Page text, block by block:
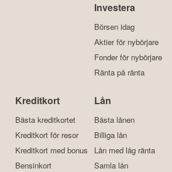
Investera
Börsen idag
Aktier för nybörjare
Fonder för nybörjare
Ränta på ränta
Kreditkort
Bästa kreditkortet
Kreditkort för resor
Kreditkort med bonus
Bensinkort
Lån
Bästa lånen
Billiga lån
Lån med låg ränta
Samla lån